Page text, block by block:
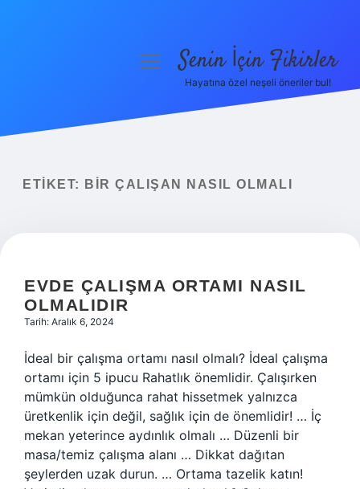
Yasal Uyarı
menüyüSenin İçin Fikirler
Hayatına özel neşeli öneriler bul!
ETIKET: BIR ÇALIŞAN NASIL OLMALI
EVDE ÇALIŞMA ORTAMI NASIL
OLMALIDIR
Tarih: Aralık 6, 2024
İdeal bir çalışma ortamı nasıl olmalı? İdeal çalışma
ortamı için 5 ipucu Rahatlık önemlidir. Çalışırken
mümkün olduğunca rahat hissetmek yalnızca
üretkenlik için değil, sağlık için de önemlidir! … İç
mekan yeterince aydınlık olmalı … Düzenli bir
masa/temiz çalışma alanı … Dikkat dağıtan
şeylerden uzak durun. … Ortama tazelik katın!